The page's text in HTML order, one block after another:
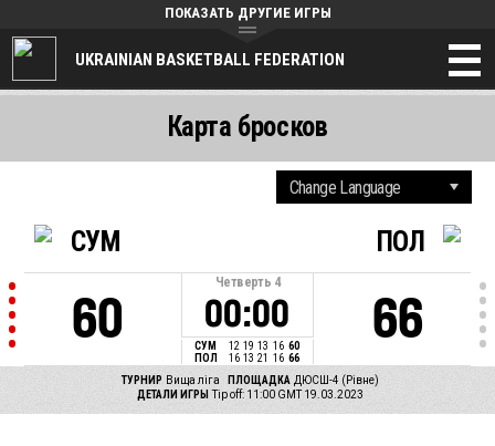
UKRAINIAN BASKETBALL FEDERATION
ПОКАЗАТЬ ДРУГИЕ ИГРЫ
СУМ
60
Четверть 4
00:00
СУМ 12 19 13 16 60
ПОЛ
16 13 21 16 66
ПОЛ
66
ТУРНИР Вища ліга ПЛОЩАДКА ДЮСШ-4 (Рівне)
ДЕТАЛИ ИГРЫ Tip off: 11:00 GMT 19.03.2023
Карта бросков